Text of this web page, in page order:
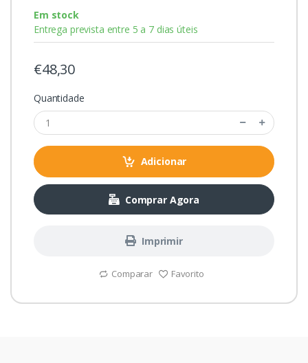
Em stock
Entrega prevista entre 5 a 7 dias úteis
€48,30
Quantidade
Adicionar
Comprar Agora
Imprimir
Comparar Favorito